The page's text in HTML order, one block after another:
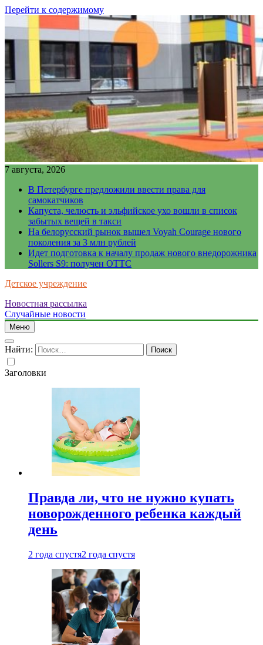
Перейти к содержимому
7 августа, 2026
В Петербурге предложили ввести права для
самокатчиков
Капуста, челюсть и эльфийское ухо вошли в список
забытых вещей в такси
На белорусский рынок вышел Voyah Courage нового
поколения за 3 млн рублей
Идет подготовка к началу продаж нового внедорожника
Sollers S9: получен ОТТС
Детское учреждение
Новостная рассылка
Случайные новости
Меню
Найти:
Заголовки
Правда ли, что не нужно купать
новорожденного ребенка каждый
день
2 года спустя2 года спустя